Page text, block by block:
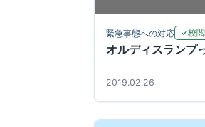
緊急事態への対応 校
オルディスランプ
2019.02.26